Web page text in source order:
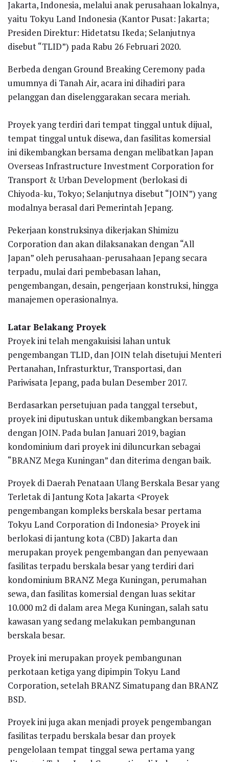
Jakarta, Indonesia, melalui anak perusahaan lokalnya,
yaitu Tokyu Land Indonesia (Kantor Pusat: Jakarta;
Presiden Direktur: Hidetatsu Ikeda; Selanjutnya
disebut “TLID”) pada Rabu 26 Februari 2020.
Berbeda dengan Ground Breaking Ceremony pada
umumnya di Tanah Air, acara ini dihadiri para
pelanggan dan diselenggarakan secara meriah.
Proyek yang terdiri dari tempat tinggal untuk dijual,
tempat tinggal untuk disewa, dan fasilitas komersial
ini dikembangkan bersama dengan melibatkan Japan
Overseas Infrastructure Investment Corporation for
Transport & Urban Development (berlokasi di
Chiyoda-ku, Tokyo; Selanjutnya disebut “JOIN”) yang
modalnya berasal dari Pemerintah Jepang.
Pekerjaan konstruksinya dikerjakan Shimizu
Corporation dan akan dilaksanakan dengan “All
Japan” oleh perusahaan-perusahaan Jepang secara
terpadu, mulai dari pembebasan lahan,
pengembangan, desain, pengerjaan konstruksi, hingga
manajemen operasionalnya.
Latar Belakang Proyek
Proyek ini telah mengakuisisi lahan untuk
pengembangan TLID, dan JOIN telah disetujui Menteri
Pertanahan, Infrasturktur, Transportasi, dan
Pariwisata Jepang, pada bulan Desember 2017.
Berdasarkan persetujuan pada tanggal tersebut,
proyek ini diputuskan untuk dikembangkan bersama
dengan JOIN. Pada bulan Januari 2019, bagian
kondominium dari proyek ini diluncurkan sebagai
“BRANZ Mega Kuningan” dan diterima dengan baik.
Proyek di Daerah Penataan Ulang Berskala Besar yang
Terletak di Jantung Kota Jakarta <Proyek
pengembangan kompleks berskala besar pertama
Tokyu Land Corporation di Indonesia> Proyek ini
berlokasi di jantung kota (CBD) Jakarta dan
merupakan proyek pengembangan dan penyewaan
fasilitas terpadu berskala besar yang terdiri dari
kondominium BRANZ Mega Kuningan, perumahan
sewa, dan fasilitas komersial dengan luas sekitar
10.000 m2 di dalam area Mega Kuningan, salah satu
kawasan yang sedang melakukan pembangunan
berskala besar.
Proyek ini merupakan proyek pembangunan
perkotaan ketiga yang dipimpin Tokyu Land
Corporation, setelah BRANZ Simatupang dan BRANZ
BSD.
Proyek ini juga akan menjadi proyek pengembangan
fasilitas terpadu berskala besar dan proyek
pengelolaan tempat tinggal sewa pertama yang